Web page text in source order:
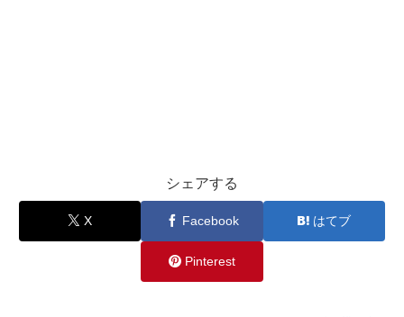
シェアする
X Facebook はてブ
Pinterest